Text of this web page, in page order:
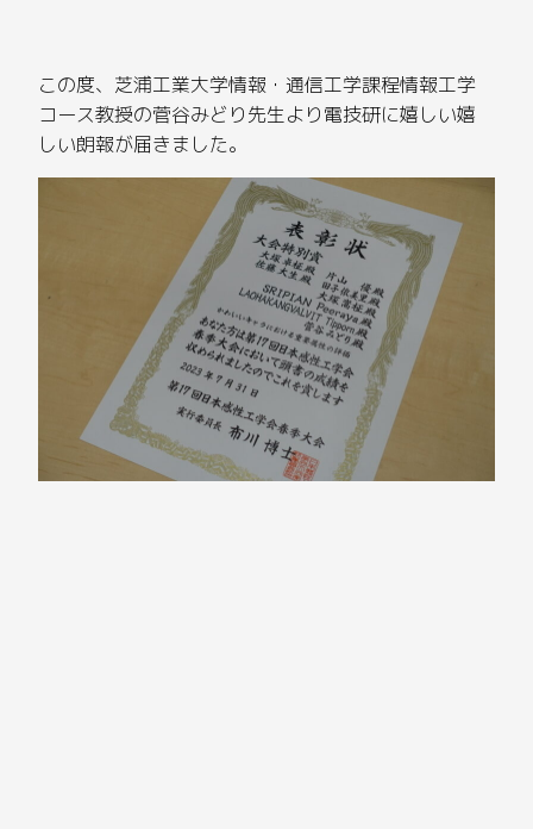
この度、芝浦工業大学情報・通信工学課程情報工学
コース教授の菅谷みどり先生より電技研に嬉しい嬉
しい朗報が届きました。